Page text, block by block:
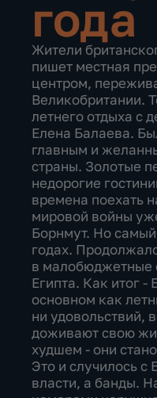
года
Жители
пишет местная
центром,
Великобритании.
летнего отдыха с
Елена Балаева.
главным и
страны. Золотые
недорогие
времена поехать
мировой войны
Борнмут. Но
годах.
в малобюджетные
Египта. Как итог -
основном как
ни удовольствий,
доживают свою
худшем - они
Это и случилось с
власти, а банды.